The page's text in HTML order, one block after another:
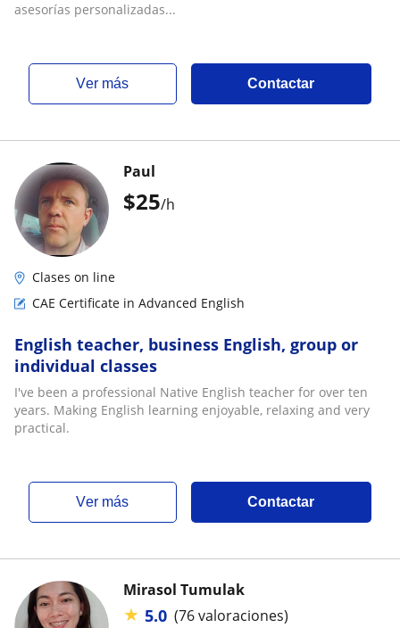
asesorías personalizadas...
ver más Contactar
$25/h
Paul
Clases on line
CAE Certificate in Advanced English
English teacher, business English, group or
individual classes
I've been a professional Native English teacher for over ten
years. Making English learning enjoyable, relaxing and very
practical.
ver más Contactar
Mirasol Tumulak
★ 5.0 (76 valoraciones)